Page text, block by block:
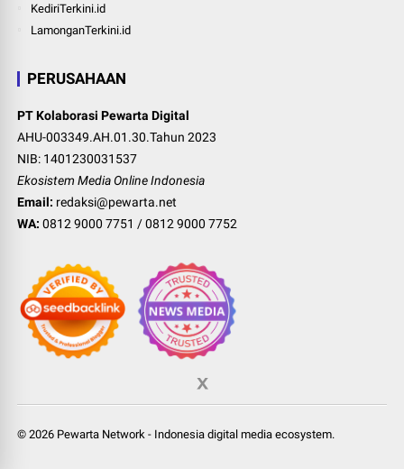
KediriTerkini.id
LamonganTerkini.id
PERUSAHAAN
PT Kolaborasi Pewarta Digital
AHU-003349.AH.01.30.Tahun 2023
NIB: 1401230031537
Ekosistem Media Online Indonesia
Email: redaksi@pewarta.net
WA: 0812 9000 7751 /0812 9000 7752
©2026 Pewarta Network - Indonesia digital media ecosystem.